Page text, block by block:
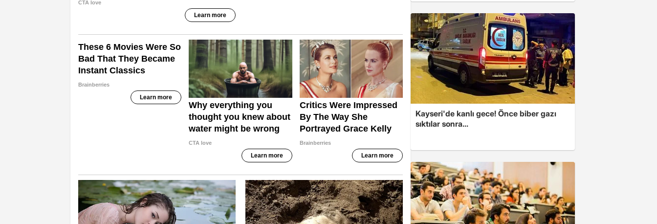
Kayseri'de kanlı gece! Önce biber gazı
sıktılar sonra...